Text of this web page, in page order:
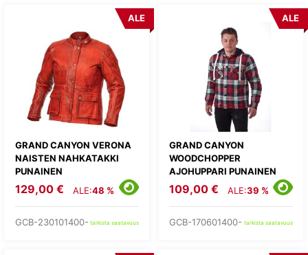
GRAND CANYON VERONA
NAISTEN NAHKATAKKI
PUNAINEN
ALE
129,00 € ALE:48 %
GCB-230101400- tarkista saatavuus
GRAND CANYON
WOODCHOPPER
AJOHUPPARI PUNAINEN
ALE
109,00 € ALE:39 %
GCB-170601400- tarkista saatavuus